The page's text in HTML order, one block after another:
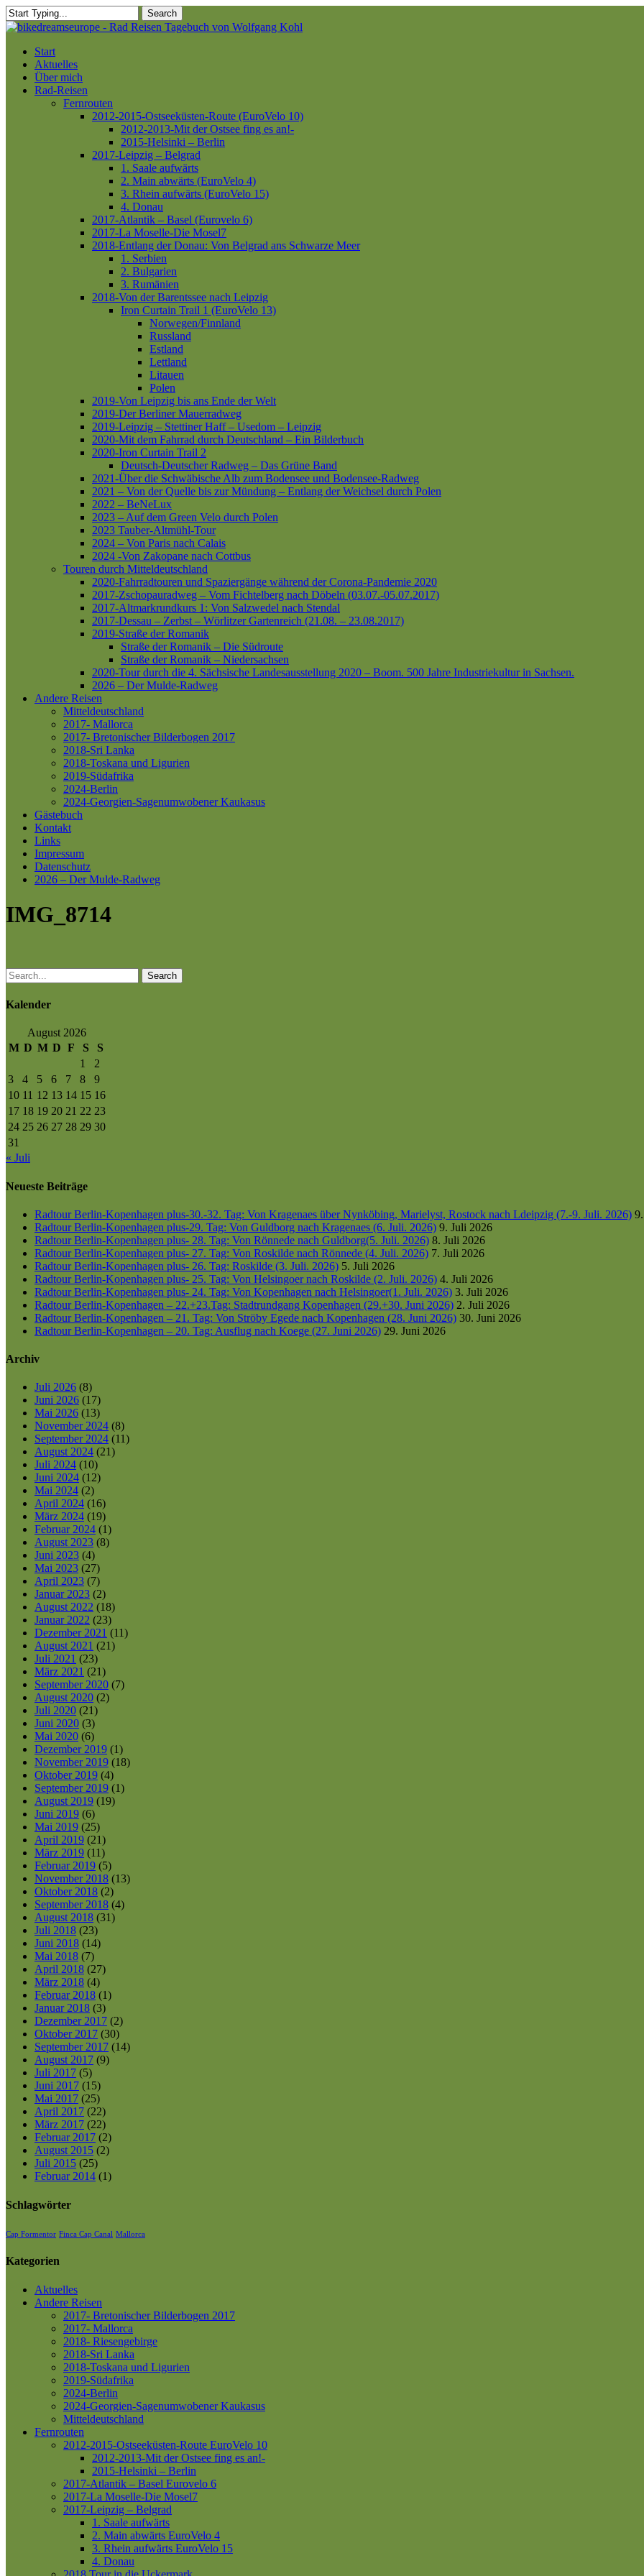
Skip
to
content
Search
Close
Menu
Start
Aktuelles
Über mich
Rad-Reisen
Fernrouten
2012-2015-Ostseeküsten-Route (EuroVelo 10)
2012-2013-Mit der Ostsee fing es an!-
2015-Helsinki – Berlin
2017-Leipzig – Belgrad
1. Saale aufwärts
2. Main abwärts (EuroVelo 4)
3. Rhein aufwärts (EuroVelo 15)
4. Donau
2017-Atlantik – Basel (Eurovelo 6)
2017-La Moselle-Die Mosel7
2018-Entlang der Donau: Von Belgrad ans Schwarze Meer
1. Serbien
2. Bulgarien
3. Rumänien
2018-Von der Barentssee nach Leipzig
Iron Curtain Trail 1 (EuroVelo 13)
Norwegen/Finnland
Russland
Estland
Lettland
Litauen
Polen
2019-Von Leipzig bis ans Ende der Welt
2019-Der Berliner Mauerradweg
2019-Leipzig – Stettiner Haff – Usedom – Leipzig
2020-Mit dem Fahrrad durch Deutschland – Ein Bilderbuch
2020-Iron Curtain Trail 2
Deutsch-Deutscher Radweg – Das Grüne Band
2021-Über die Schwäbische Alb zum Bodensee und Bodensee-Radweg
2021 – Von der Quelle bis zur Mündung – Entlang der Weichsel durch Polen
2022 – BeNeLux
2023 – Auf dem Green Velo durch Polen
2023 Tauber-Altmühl-Tour
2024 – Von Paris nach Calais
2024 -Von Zakopane nach Cottbus
Touren durch Mitteldeutschland
2020-Fahrradtouren und Spaziergänge während der Corona-Pandemie 2020
2017-Zschopauradweg – Vom Fichtelberg nach Döbeln (03.07.-05.07.2017)
2017-Altmarkrundkurs 1: Von Salzwedel nach Stendal
2017-Dessau – Zerbst – Wörlitzer Gartenreich (21.08. – 23.08.2017)
2019-Straße der Romanik
Straße der Romanik – Die Südroute
Straße der Romanik – Niedersachsen
2020-Tour durch die 4. Sächsische Landesausstellung 2020 – Boom. 500 Jahre Industriekultur in Sachsen.
2026 – Der Mulde-Radweg
Andere Reisen
Mitteldeutschland
2017- Mallorca
2017- Bretonischer Bilderbogen 2017
2018-Sri Lanka
2018-Toskana und Ligurien
2019-Südafrika
2024-Berlin
2024-Georgien-Sagenumwobener Kaukasus
Gästebuch
Kontakt
Links
Impressum
Datenschutz
2026 – Der Mulde-Radweg
IMG_8714
Search
Kalender
August 2026
M D M D F S
S
1
2
3
4 5 6 7 8
9
10 11 12 13 14 15 16
17 18 19 20 21 22 23
24 25 26 27 28 29 30
31
« Juli
Neueste Beiträge
Radtour Berlin-Kopenhagen plus-30.-32. Tag: Von Kragenaes über Nynköbing, Marielyst, Rostock nach Ldeipzig (7.-9. Juli. 2026)
Radtour Berlin-Kopenhagen plus-29. Tag: Von Guldborg nach Kragenaes (6. Juli. 2026) 9. Juli 2026
Radtour Berlin-Kopenhagen plus- 28. Tag: Von Rönnede nach Guldborg(5. Juli. 2026) 8. Juli 2026
Radtour Berlin-Kopenhagen plus- 27. Tag: Von Roskilde nach Rönnede (4. Juli. 2026) 7. Juli 2026
Radtour Berlin-Kopenhagen plus- 26. Tag: Roskilde (3. Juli. 2026) 5. Juli 2026
Radtour Berlin-Kopenhagen plus- 25. Tag: Von Helsingoer nach Roskilde (2. Juli. 2026) 4. Juli 2026
Radtour Berlin-Kopenhagen plus- 24. Tag: Von Kopenhagen nach Helsingoer(1. Juli. 2026) 3. Juli 2026
Radtour Berlin-Kopenhagen – 22.+23.Tag: Stadtrundgang Kopenhagen (29.+30. Juni 2026) 2. Juli 2026
Radtour Berlin-Kopenhagen – 21. Tag: Von Ströby Egede nach Kopenhagen (28. Juni 2026) 30. Juni 2026
Radtour Berlin-Kopenhagen – 20. Tag: Ausflug nach Koege (27. Juni 2026) 29. Juni 2026
Archiv
Juli 2026 (8)
Juni 2026 (17)
Mai 2026 (13)
November 2024 (8)
September 2024 (11)
August 2024 (21)
Juli 2024 (10)
Juni 2024 (12)
Mai 2024 (2)
April 2024 (16)
März 2024 (19)
Februar 2024 (1)
August 2023 (8)
Juni 2023 (4)
Mai 2023 (27)
April 2023 (7)
Januar 2023 (2)
August 2022 (18)
Januar 2022 (23)
Dezember 2021 (11)
August 2021 (21)
Juli 2021 (23)
März 2021 (21)
September 2020 (7)
August 2020 (2)
Juli 2020 (21)
Juni 2020 (3)
Mai 2020 (6)
Dezember 2019 (1)
November 2019 (18)
Oktober 2019 (4)
September 2019 (1)
August 2019 (19)
Juni 2019 (6)
Mai 2019 (25)
April 2019 (21)
März 2019 (11)
Februar 2019 (5)
November 2018 (13)
Oktober 2018 (2)
September 2018 (4)
August 2018 (31)
Juli 2018 (23)
Juni 2018 (14)
Mai 2018 (7)
April 2018 (27)
März 2018 (4)
Februar 2018 (1)
Januar 2018 (3)
Dezember 2017 (2)
Oktober 2017 (30)
September 2017 (14)
August 2017 (9)
Juli 2017 (5)
Juni 2017 (15)
Mai 2017 (25)
April 2017 (22)
März 2017 (22)
Februar 2017 (2)
August 2015 (2)
Juli 2015 (25)
Februar 2014 (1)
Schlagwörter
Cap Formentor Finca Cap Canal Mallorca
Kategorien
Aktuelles
Andere Reisen
2017- Bretonischer Bilderbogen 2017
2017- Mallorca
2018- Riesengebirge
2018-Sri Lanka
2018-Toskana und Ligurien
2019-Südafrika
2024-Berlin
2024-Georgien-Sagenumwobener Kaukasus
Mitteldeutschland
Fernrouten
2012-2015-Ostseeküsten-Route EuroVelo 10
2012-2013-Mit der Ostsee fing es an!-
2015-Helsinki – Berlin
2017-Atlantik – Basel Eurovelo 6
2017-La Moselle-Die Mosel7
2017-Leipzig – Belgrad
1. Saale aufwärts
2. Main abwärts EuroVelo 4
3. Rhein aufwärts EuroVelo 15
4. Donau